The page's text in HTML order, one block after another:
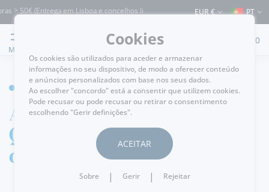
> 50€ (Entrega em Lisboa e concelhos limítrofes) ⚠️ Envios para Portugal e
EUR € PT
MENU
0
HOME
A semana dos
Queijos! De 24 a 30
de Abril
Cookies
Os cookies são utilizados para aceder e armazenar
informações no seu dispositivo, de modo a oferecer conteúdo
e anúncios personalizados com base nos seus dados.
Ao escolher "concordo" está a consentir que utilizem cookies.
Pode recusar ou pode recusar ou retirar o consentimento
escolhendo "Gerir definições".
ACEITAR
Sobre | Gerir | Rejeitar